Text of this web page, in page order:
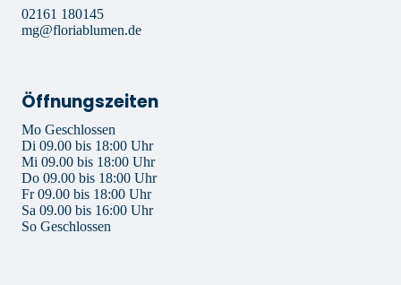
02161 180145
mg@floriablumen.de
Öffnungszeiten
Mo Geschlossen
Di 09.00 bis 18:00 Uhr
Mi 09.00 bis 18:00 Uhr
Do 09.00 bis 18:00 Uhr
Fr 09.00 bis 18:00 Uhr
Sa 09.00 bis 16:00 Uhr
So Geschlossen